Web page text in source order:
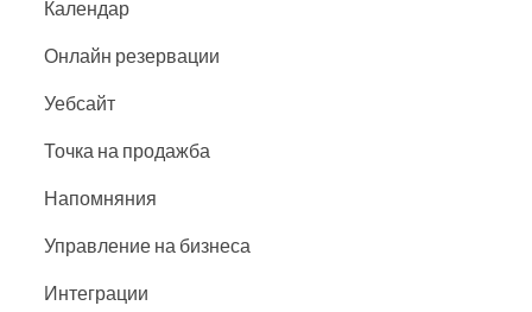
Календар
Онлайн резервации
Уебсайт
Точка на продажба
Напомняния
Управление на бизнеса
Интеграции